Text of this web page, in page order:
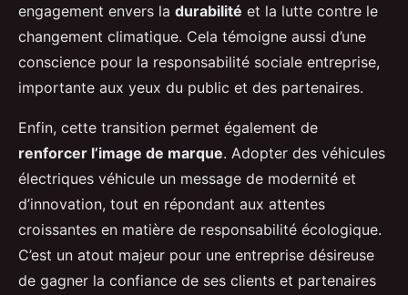
engagement envers la durabilité et la lutte contre le
changement climatique. Cela témoigne aussi d’une
conscience pour la responsabilité sociale entreprise,
importante aux yeux du public et des partenaires.
Enfin, cette transition permet également de
renforcer l’image de marque. Adopter des véhicules
électriques véhicule un message de modernité et
d’innovation, tout en répondant aux attentes
croissantes en matière de responsabilité écologique.
C’est un atout majeur pour une entreprise désireuse
de gagner la confiance de ses clients et partenaires